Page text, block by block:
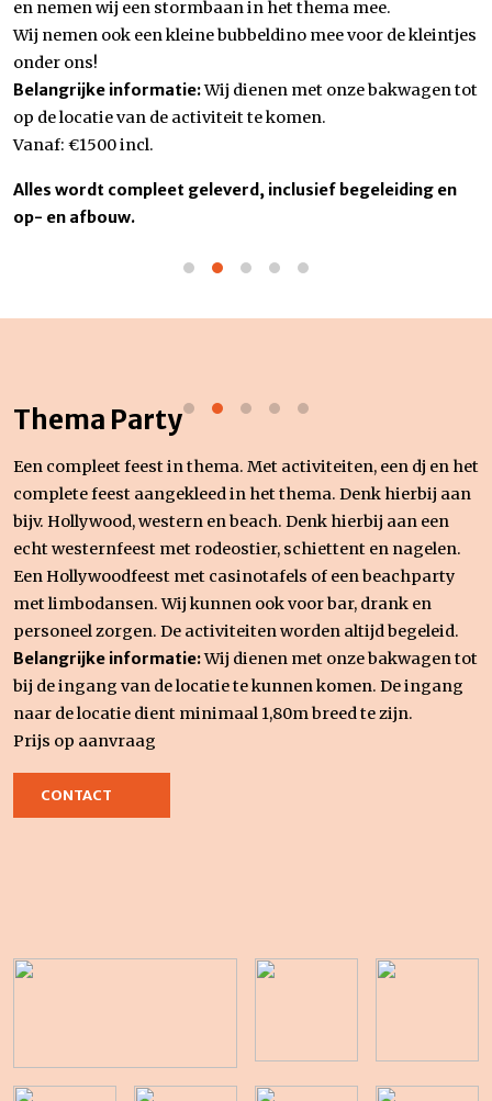
en nemen wij een stormbaan in het thema mee.
Wij nemen ook een kleine bubbeldino mee voor de kleintjes
onder ons!
Belangrijke informatie:Wij dienen met onze bakwagen tot
op de locatie van de activiteit te komen.
Vanaf: €1500 incl.
Alles wordt compleet geleverd, inclusief begeleiding en
op- en afbouw.
Thema Party
Een compleet feest in thema. Met activiteiten, een dj en het
complete feest aangekleed in het thema. Denk hierbij aan
bijv. Hollywood, western en beach. Denk hierbij aan een
echt westernfeest met rodeostier, schiettent en nagelen.
Een Hollywoodfeest met casinotafels of een beachparty
met limbodansen. Wij kunnen ook voor bar, drank en
personeel zorgen. De activiteiten worden altijd begeleid.
Belangrijke informatie:Wij dienen met onze bakwagen tot
bij de ingang van de locatie te kunnen komen. De ingang
naar de locatie dient minimaal 1,80m breed te zijn.
Prijs op aanvraag
CONTACT